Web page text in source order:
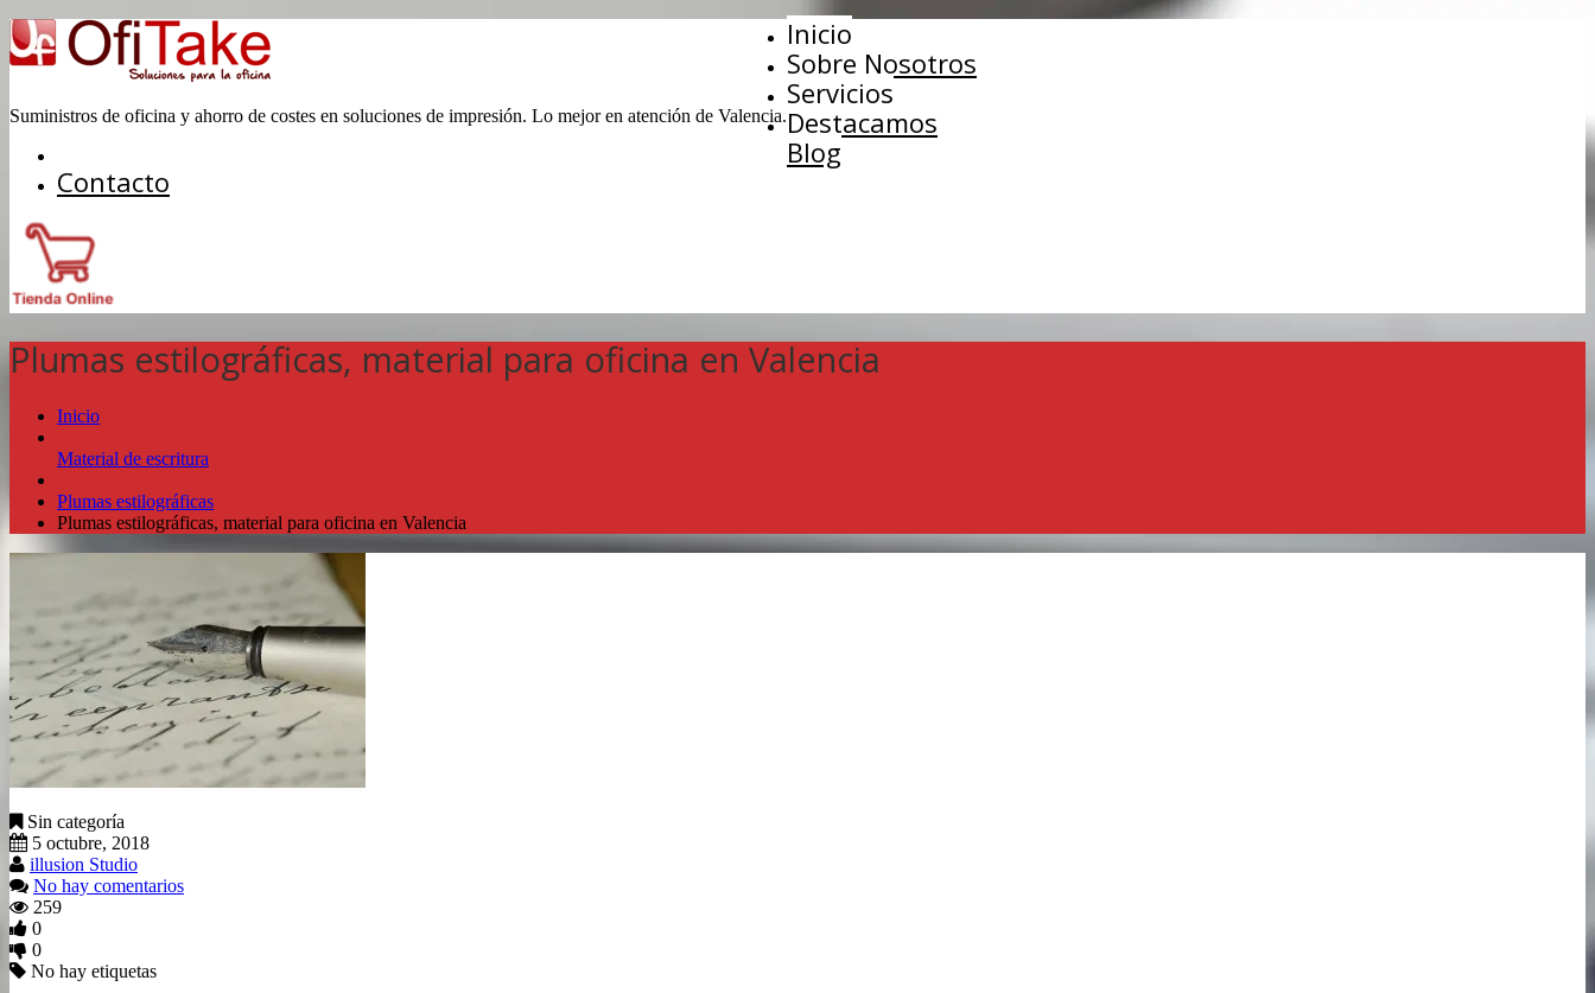
Suministros de oficina y ahorro de costes en soluciones de impresión. Lo mejor en atención de Valencia.
Inicio
Sobre Nosotros
Servicios
Destacamos
Blog
Contacto
Plumas estilográficas, material para oficina en Valencia
Inicio
Material de escritura
Plumas estilográficas
Plumas estilográficas, material para oficina en Valencia
Sin categoría
5 octubre, 2018
illusion Studio
No hay comentarios
259
0
0
No hay etiquetas